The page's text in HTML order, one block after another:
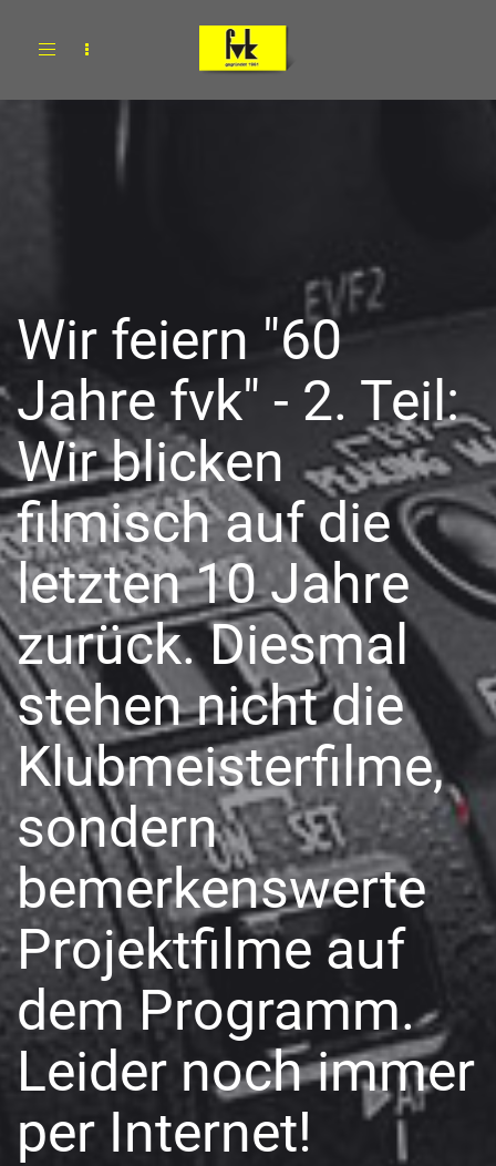
Toggle
Wir feiern "60
Jahre fvk" - 2. Teil:
Wir blicken
filmisch auf die
letzten 10 Jahre
zurück. Diesmal
stehen nicht die
Klubmeisterfilme,
sondern
bemerkenswerte
Projektfilme auf
dem Programm.
Leider noch immer
per Internet!